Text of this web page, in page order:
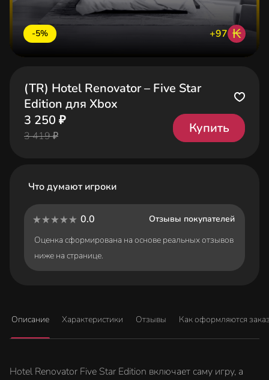
-5% +97 ₭
(TR) Hotel Renovator – Five Star
Edition для Xbox
3 250 ₽
3 419 ₽
Купить
Что думают игроки
0.0
Отзывы покупателей
Оценка сформирована на основе реальных отзывов
ниже на странице.
Описание Характеристики Отзывы Как оформляются
Hotel Renovator Five Star Edition включает саму игру, а